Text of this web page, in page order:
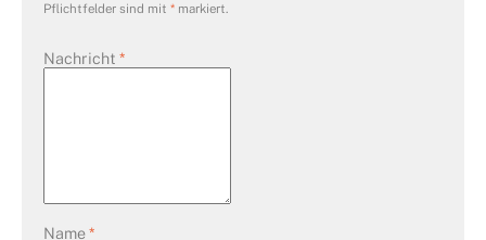
Pflichtfelder sind mit * markiert.
Nachricht *
Name*